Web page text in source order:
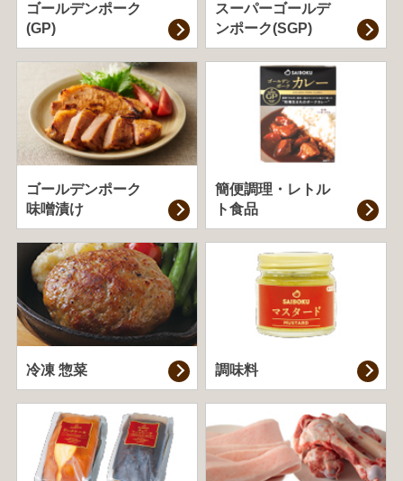
ゴールデンポーク
(GP)
スーパーゴールデ
ンポーク(SGP)
ゴールデンポーク
味噌漬け
簡便調理・ レトル
ト食品
冷凍 惣菜 調味料